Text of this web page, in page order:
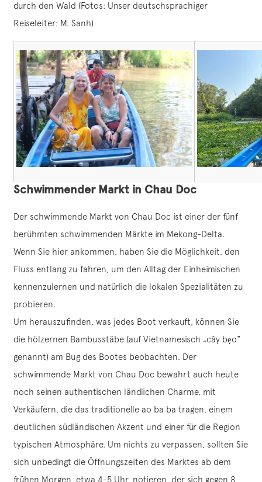
durch den Wald (Fotos: Unser deutschsprachiger
Reiseleiter: M. Sanh)
Schwimmender Markt in Chau Doc
Der schwimmende Markt von Chau Doc ist einer der fünf
berühmten schwimmenden Märkte im Mekong-Delta.
Wenn Sie hier ankommen, haben Sie die Möglichkeit, den
Fluss entlang zu fahren, um den Alltag der Einheimischen
kennenzulernen und natürlich die lokalen Spezialitäten zu
probieren.
Um herauszufinden, was jedes Boot verkauft, können Sie
die hölzernen Bambusstäbe (auf Vietnamesisch „cây bẹo“
genannt) am Bug des Bootes beobachten. Der
schwimmende Markt von Chau Doc bewahrt auch heute
noch seinen authentischen ländlichen Charme, mit
Verkäufern, die das traditionelle ao ba ba tragen, einem
deutlichen südländischen Akzent und einer für die Region
typischen Atmosphäre. Um nichts zu verpassen, sollten Sie
sich unbedingt die Öffnungszeiten des Marktes ab dem
frühen Morgen, etwa 4-5 Uhr, notieren, der sich gegen 8